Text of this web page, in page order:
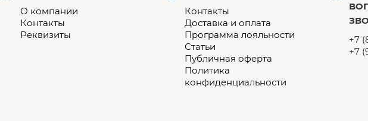
О компании
Контакты
Реквизиты
Контакты
Доставка и оплата
Программа лояльности
Статьи
Публичная оферта
Политика
конфиденциальности
+7
+7